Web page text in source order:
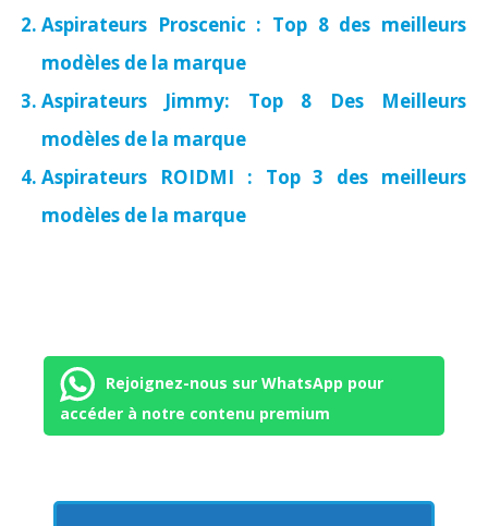
Aspirateurs Proscenic : Top 8 des meilleurs
modèles de la marque
Aspirateurs Jimmy: Top 8 Des Meilleurs
modèles de la marque
Aspirateurs ROIDMI : Top 3 des meilleurs
modèles de la marque
Rejoignez-nous sur WhatsApp pour
accéder à notre contenu premium